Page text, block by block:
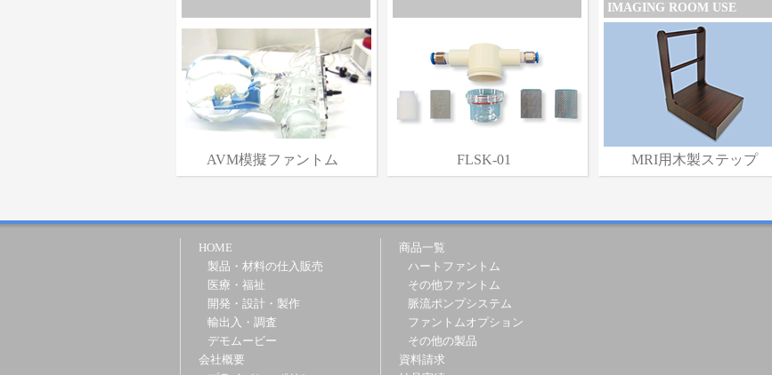
AVM模擬ファントム FLSK-01
IMAGING ROOM USE
MRI用木製ステップ
HOME
製品・材料の仕入販売
医療・福祉
開発・設計・製作
輸出入・調査
デモムービー
会社概要
商品一覧
ハートファントム
その他ファントム
脈流ポンプシステム
ファントムオプション
その他の製品
資料請求